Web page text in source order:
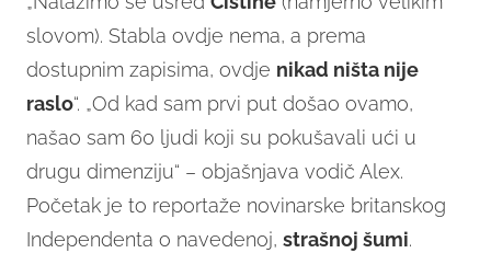
slovom). Stabla ovdje nema, a prema
dostupnim zapisima, ovdje nikad ništa nije
raslo“. „Od kad sam prvi put došao ovamo,
našao sam 60 ljudi koji su pokušavali ući u
drugu dimenziju“ – objašnjava vodič Alex.
Početak je to reportaže novinarske britanskog
Independenta o navedenoj, strašnoj šumi.